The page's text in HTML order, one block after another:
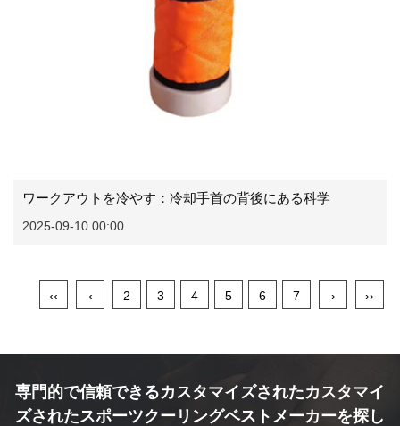
ワークアウトを冷やす：冷却手首の背後にある科学
2025-09-10 00:00
‹‹ ‹ 2 3 4 5 6 7 › ››
専門的で信頼できるカスタマイズされたカスタマイ
ズされたスポーツクーリングベストメーカーを探し